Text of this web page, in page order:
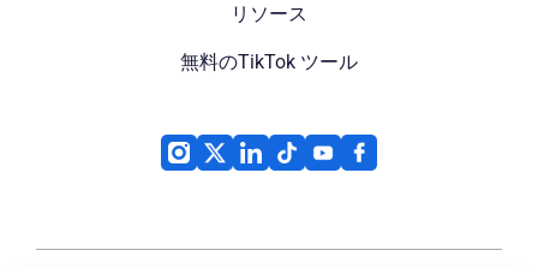
リソース
無料のTikTok ツール